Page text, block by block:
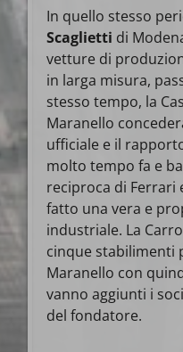
In quello stesso
Scaglietti di
vetture di
in larga misura,
stesso tempo, la
Maranello
ufficiale e il
molto tempo fa e
reciproca di Ferrari
fatto una vera e
industriale. La
cinque stabilimenti
Maranello con
vanno aggiunti i
del fondatore.